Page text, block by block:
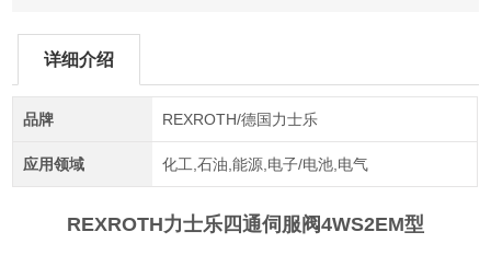
详细介绍
品牌 REXROTH/德国力士乐
应用领域 化工,石油,能源,电子/电池,电气
REXROTH力士乐四通伺服阀4WS2EM型